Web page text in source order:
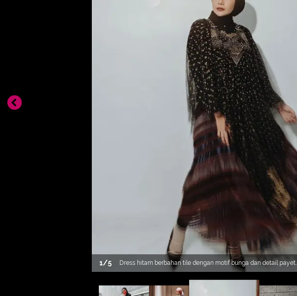
1/5
Dress hitam berbahan tile dengan motif bunga dan detail payet
pada bagian dada sangat anggun untuk dikenakan pada acara
buka bersama di hotel. (instagram/zaskiasungkar15)